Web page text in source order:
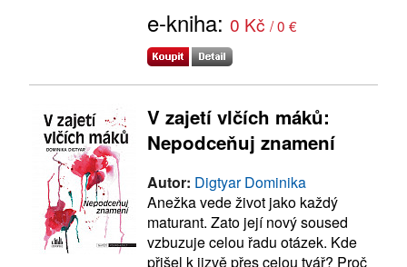
e-kniha: 0 Kč / 0 €
V zajetí vlčích máků:
Nepodceňuj znamení
Autor: Digtyar Dominika
Anežka vede život jako každý
maturant. Zato její nový soused
vzbuzuje celou řadu otázek. Kde
přišel k jizvě přes celou tvář? Proč